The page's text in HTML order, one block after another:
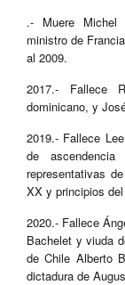
.- Muere
ministro de
al 2009.
2017.- Fallece
dominicano, y
2019.- Fallece
de
representativas
XX y principios
2020.- Fallece
Bachelet y viuda
de Chile Alberto
dictadura de